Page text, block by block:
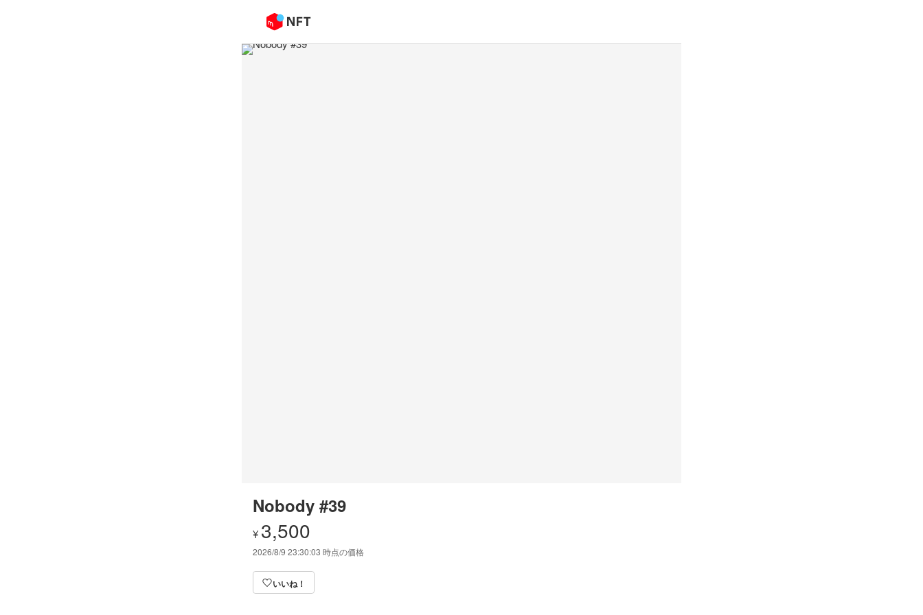
Nobody #39
¥ 3,500
2026/8/9 23:30:03 時点の価格
いいね！